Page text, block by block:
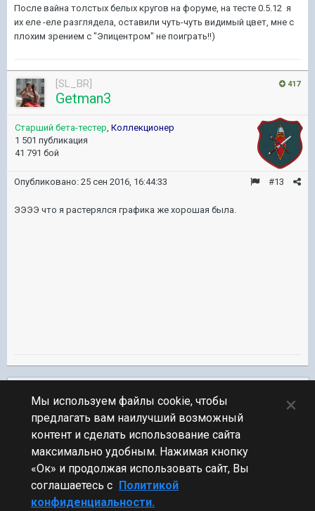
После вайна толстых белых кругов на форуме, на тесте 0.5.12 я
их еле -еле разглядела, оставили чуть-чуть видимый цвет, мне с
плохим зрением с "Эпицентром" не поиграть!!)
417
[SL_BR]
Getman3
Старший бета-тестер Коллекционер
1 501 публикация
41 791 бой
#13
Опубликовано: 25 сен 2016, 16:44:33
ЭЭЭЭ что я растерялся графика же хорошая была.
ПЕРЕЙТИ К СПИСКУ ТЕМ
Флудилка
Стиль
Мы используем файлы cookie, чтобы
предлагать вам наилучший возможный
контент и сделать использование сайта
максимально удобным. Нажимая кнопку
«Ок» и продолжая использовать сайт, Вы
соглашаетесь с Политикой
конфиденциальности.
×